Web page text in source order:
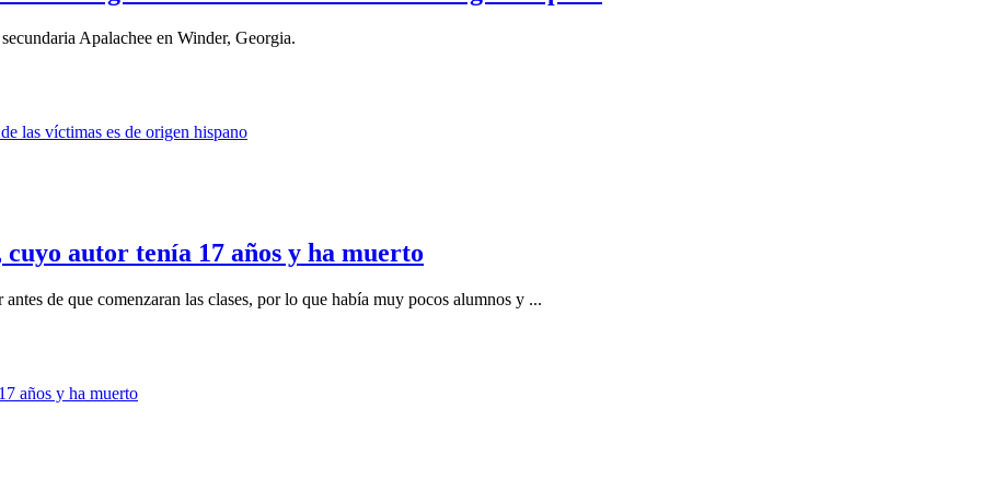
Apalachee en Winder, Georgia.
autor tenía 17 años y ha muerto
de que comenzaran las clases, por lo que había muy pocos alumnos y ...